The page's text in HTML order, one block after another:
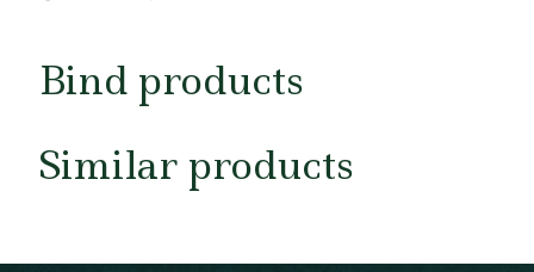
Bind products
Similar products